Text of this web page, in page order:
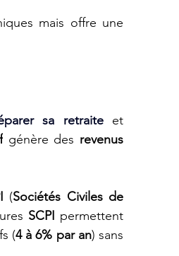
mais offre une
sa retraite et
génère des revenus
(Sociétés Civiles de
SCPI permettent
(4 à 6% par an) sans